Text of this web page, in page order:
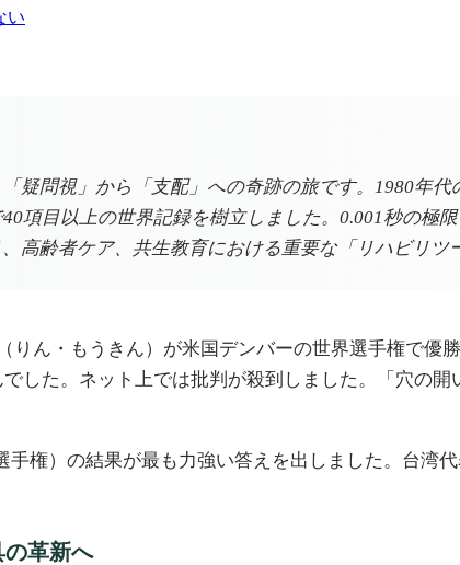
い
疑問視」から「支配」への奇跡の旅です。1980年
項目以上の世界記録を樹立しました。0.001秒の極
高齢者ケア、共生教育における重要な「リハビリツ
りん・もうきん）が米国デンバーの世界選手権で
した。ネット上では批判が殺到しました。「穴の
手権）の結果が最も力強い答えを出しました。台湾
革新へ